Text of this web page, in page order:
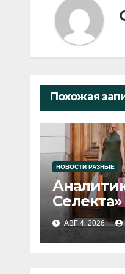
Похожая
НОВОСТИ РАЗНЫЕ
fashion-
2026 года
АВГ 4, 2026